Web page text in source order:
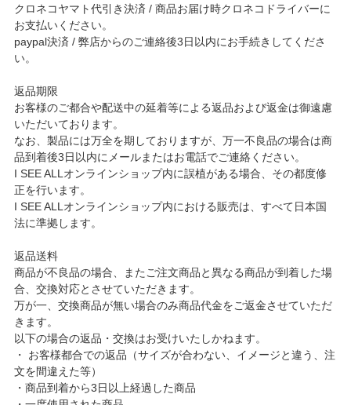
クロネコヤマト代引き決済 / 商品お届け時クロネコドライバーに
お支払いください。
paypal決済 / 弊店からのご連絡後3日以内にお手続きしてくださ
い。
返品期限
お客様のご都合や配送中の延着等による返品および返金は御遠慮
いただいております。
なお、製品には万全を期しておりますが、万一不良品の場合は商
品到着後3日以内にメールまたはお電話でご連絡ください。
I SEE ALLオンラインショップ内に誤植がある場合、その都度修
正を行います。
I SEE ALLオンラインショップ内における販売は、すべて日本国
法に準拠します。
返品送料
商品が不良品の場合、またご注文商品と異なる商品が到着した場
合、交換対応とさせていただきます。
万が一、交換商品が無い場合のみ商品代金をご返金させていただ
きます。
以下の場合の返品・交換はお受けいたしかねます。
・ お客様都合での返品（サイズが合わない、イメージと違う、注
文を間違えた等）
・商品到着から3日以上経過した商品